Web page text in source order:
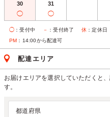
30
◯
31
◯
◯ ：受付中 － ：受付終了 休 ：定休日
PM ：14:00から配達可
配達エリア
お届けエリアを選択していただくと
す。